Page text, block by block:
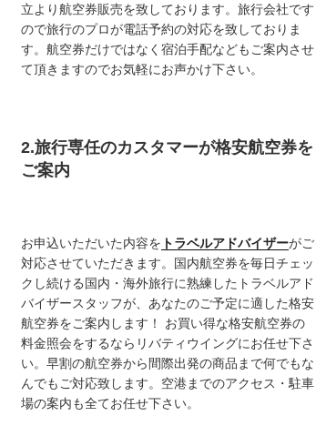
立より航空券販売を致しております。旅行会社です
ので旅行のプロが電話予約の対応を致しておりま
す。航空券だけではなく宿泊手配などもご案内させ
て頂きますのでお気軽にお声かけ下さい。
2.旅行専任のカスタマーが格安航空券を
ご案内
お申込いただいた内容を トラベルアドバイザーがご
対応させていただきます。国内航空券を毎日チェッ
クし続ける国内・海外旅行に熟練したトラベルアド
バイザースタッフが、あなたのご予定に適した格安
航空券をご案内します！ お買い得な格安航空券の
料金照会をするならリバティウイングにお任せ下さ
い。早割の航空券から間際出発の商品まで何でもな
んでもご対応致します。空港までのアクセス・駐車
場の案内も全てお任せ下さい。